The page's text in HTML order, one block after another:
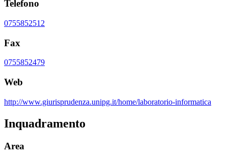
Telefono
0755852512
Fax
0755852479
Web
http://www.giurisprudenza.unipg.it/home/laboratorio-informatica
Inquadramento
Area